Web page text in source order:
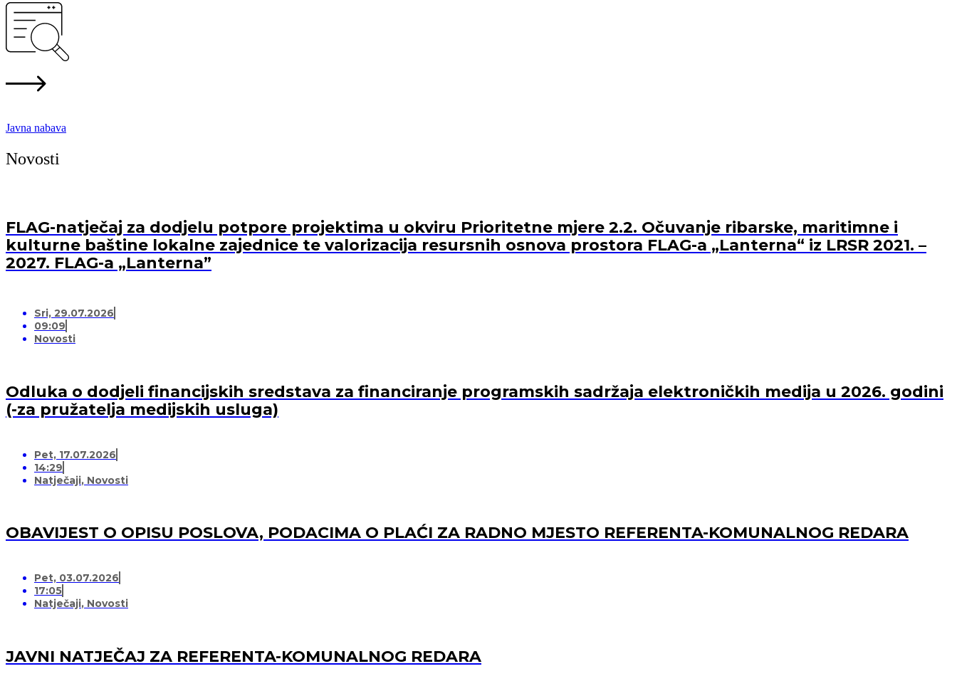
Javna nabava
Novosti
FLAG-natječaj za dodjelu potpore projektima u okviru Prioritetne mjere 2.2. Očuvanje ribarske, maritimne i
kulturne baštine lokalne zajednice te valorizacija resursnih osnova prostora FLAG-a „Lanterna“ iz LRSR 2021. –
2027. FLAG-a „Lanterna”
Sri, 29.07.2026
09:09
Novosti
Odluka o dodjeli financijskih sredstava za financiranje programskih sadržaja elektroničkih medija u 2026. godini
(-za pružatelja medijskih usluga)
Pet, 17.07.2026
14:29
Natječaji, Novosti
OBAVIJEST O OPISU POSLOVA, PODACIMA O PLAĆI ZA RADNO MJESTO REFERENTA-KOMUNALNOG REDARA
Pet, 03.07.2026
17:05
Natječaji, Novosti
JAVNI NATJEČAJ ZA REFERENTA-KOMUNALNOG REDARA